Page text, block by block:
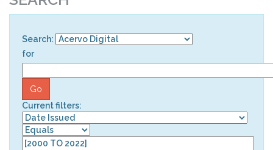
Search:
for
Current filters: